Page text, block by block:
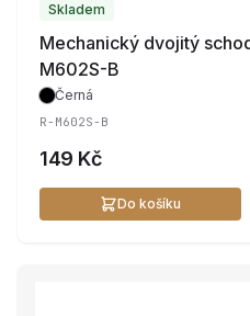
Skladem
Mechanický dvojitý
M602S-B
Černá
R-M602S-B
149 Kč
Do košíku